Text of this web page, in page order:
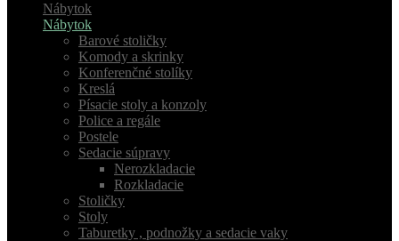
Nábytok
Nábytok
Barové stoličky
Komody a skrinky
Konferenčné stolíky
Kreslá
Písacie stoly a konzoly
Police a regále
Postele
Sedacie súpravy
Nerozkladacie
Rozkladacie
Stoličky
Stoly
Taburetky , podnožky a sedacie vaky